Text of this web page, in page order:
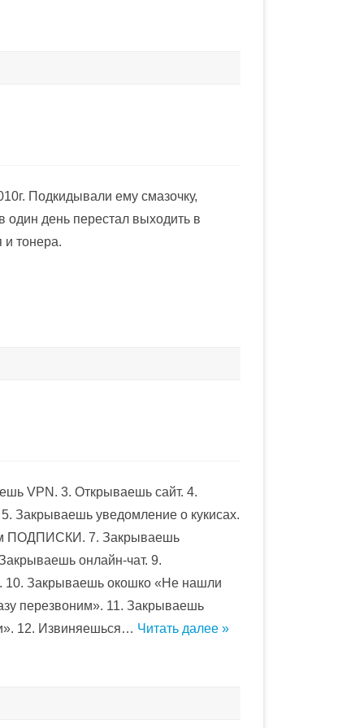
Подкидывали ему смазочку,
один день перестал выходить в
и тонера.
VPN. 3. Открываешь сайт. 4.
Закрываешь уведомление о кукисах.
ПОДПИСКИ. 7. Закрываешь
онлайн-чат. 9.
Закрываешь окошко «Не нашли
перезвоним». 11. Закрываешь
12. Извиняешься… Читать далее »